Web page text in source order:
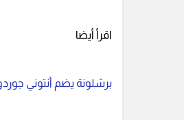
اقرأ أيضا
برشلونة يضم أنتوني